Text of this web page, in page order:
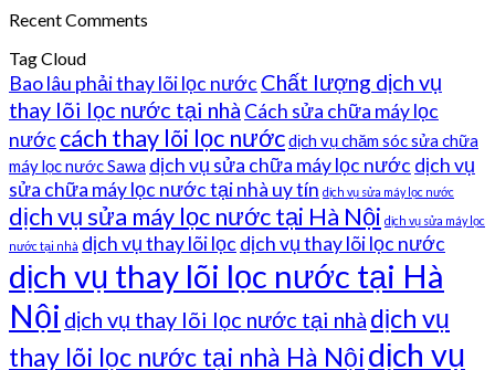
Recent Comments
Tag Cloud
Bao lâu phải thay lõi lọc nước Chất lượng dịch vụ
thay lõi lọc nước tại nhà Cách sửa chữa máy lọc
nước cách thay lõi lọc nướcdịch vụ chăm sóc sửa chữa
máy lọc nước Sawa dịch vụ sửa chữa máy lọc nước dịch vụ
sửa chữa máy lọc nước tại nhà uy tín dịch vụ sửa máy lọc nước
dịch vụ sửa máy lọc nước tại Hà Nội dịch vụ sửa máy lọc
nước tại nhà dịch vụ thay lõi lọc dịch vụ thay lõi lọc nước
dịch vụ thay lõi lọc nước tại Hà
Nội dịch vụ thay lõi lọc nước tại nhà dịch vụ
thay lõi lọc nước tại nhà Hà Nộidịch vụ